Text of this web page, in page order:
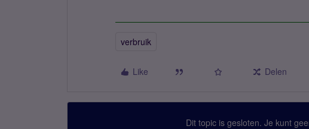
verbruik
Like Delen
Dit topic is gesloten. Je kunt